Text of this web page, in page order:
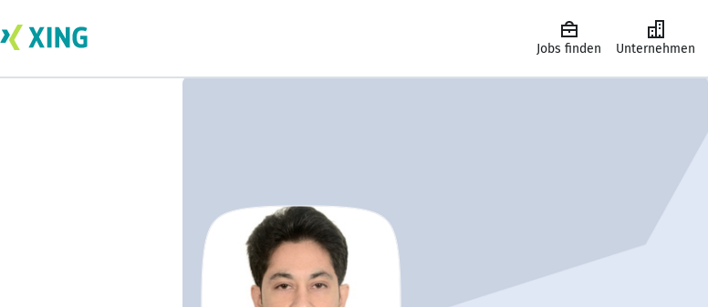
Jobs finden Unternehmen